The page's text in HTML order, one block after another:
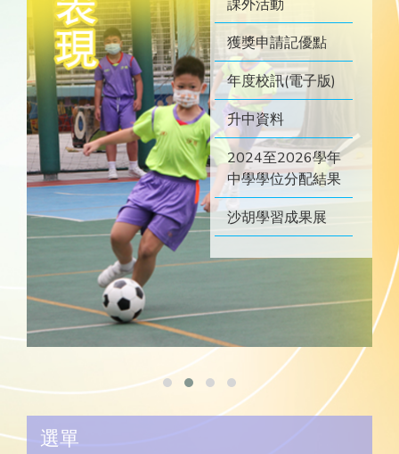
課外活動
獲獎申請記優點
年度校訊(電子版)
升中資料
2024至2026學年
中學學位分配結果
沙胡學習成果展
選單